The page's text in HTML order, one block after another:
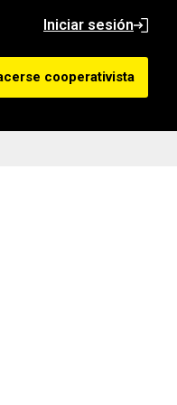
Iniciar sesión
cooperativista